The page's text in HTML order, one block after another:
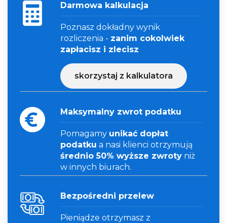
Darmowa kalkulacja
Poznasz dokładny wynik
rozliczenia - zanim cokolwiek
zapłacisz i zlecisz
skorzystaj z kalkulatora
Maksymalny zwrot podatku
Pomagamy unikać dopłat
podatku a nasi klienci otrzymują
średnio 50% wyższe zwroty niż
w innych biurach.
Bezpośredni przelew
Pieniądze otrzymasz z